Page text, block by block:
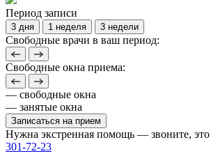
Период записи
3 дня 1 неделя 3 недели
Свободные врачи в ваш период:
Свободные окна приема:
— свободные окна
— занятые окна
Записаться на прием
Нужна экстренная помощь — звоните, это
301-72-23